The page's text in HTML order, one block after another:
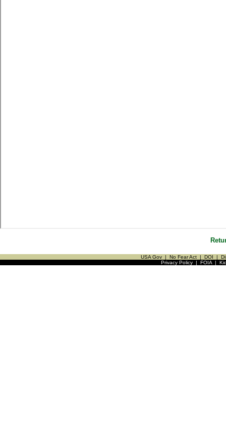
USA Gov | No Fear Act | DOI |
Privacy Policy| FOIA|